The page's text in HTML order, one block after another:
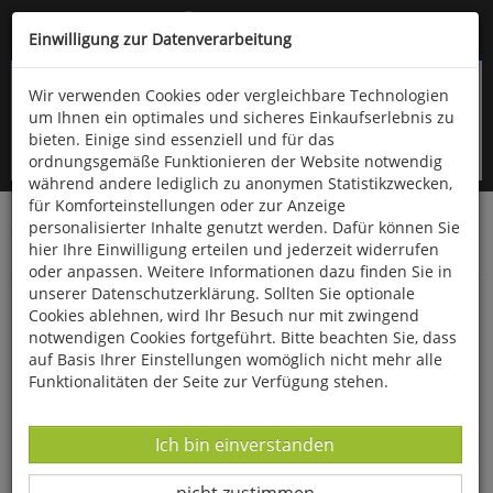
Kompletten Head der Seite überspringen
oder (06766) 9323-960
Startseite Schönes & Dekoratives
Uhren & Schmuck
Schmuck
Anhänger »Maona-Perle«
Einwilligung zur Datenverarbeitung
Wir verwenden Cookies oder vergleichbare Technologien
um Ihnen ein optimales und sicheres Einkaufserlebnis zu
bieten. Einige sind essenziell und für das
ordnungsgemäße Funktionieren der Website notwendig
während andere lediglich zu anonymen Statistikzwecken,
für Komforteinstellungen oder zur Anzeige
personalisierter Inhalte genutzt werden. Dafür können Sie
hier Ihre Einwilligung erteilen und jederzeit widerrufen
oder anpassen. Weitere Informationen dazu finden Sie in
unserer Datenschutzerklärung. Sollten Sie optionale
Cookies ablehnen, wird Ihr Besuch nur mit zwingend
notwendigen Cookies fortgeführt. Bitte beachten Sie, dass
auf Basis Ihrer Einstellungen womöglich nicht mehr alle
Funktionalitäten der Seite zur Verfügung stehen.
Datenverarbeitung -
Ich bin einverstanden